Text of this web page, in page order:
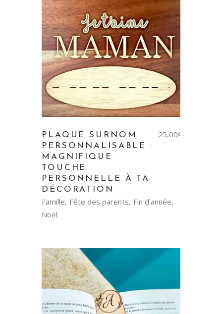
PLAQUE SURNOM
PERSONNALISABLE :
MAGNIFIQUE
TOUCHE
PERSONNELLE À TA
DÉCORATION
25,00€
Famille Fête des parents Fin d'année
Noël